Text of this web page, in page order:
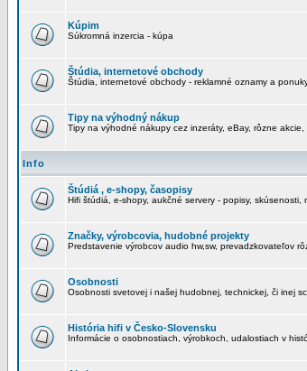
Kúpim
Súkromná inzercia - kúpa
Štúdia, internetové obchody
Štúdia, internetové obchody - reklamné oznamy a
Tipy na výhodný nákup
Tipy na výhodné nákupy cez inzeráty, eBay, rôzne akcie,
Info
Štúdiá , e-shopy, časopisy
Hifi štúdiá, e-shopy, aukčné servery - popisy, skúsenosti,
Značky, výrobcovia, hudobné projekty
Predstavenie výrobcov audio hw,sw, prevadzkovateľov
Osobnosti
Osobnosti svetovej i našej hudobnej, technickej, či inej
História hifi v Česko-Slovensku
Informácie o osobnostiach, výrobkoch, udalostiach v